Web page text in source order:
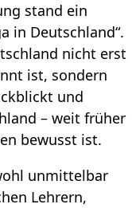
stand ein
in Deutschland“.
nicht erst
ist, sondern
und
– weit früher
bewusst ist.
unmittelbar
Lehrern,